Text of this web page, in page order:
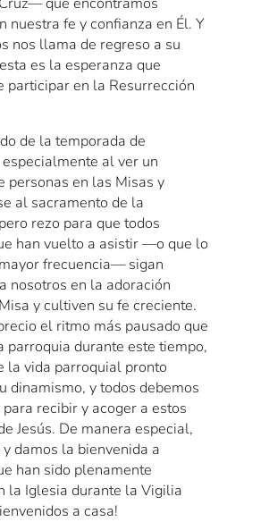
nuestra fe y confianza en Él. Y
nos llama de regreso a su
es la esperanza que
participar en la Resurrección
de la temporada de
al ver un
personas en las Misas y
al sacramento de la
rezo para que todos
han vuelto a asistir —o que lo
frecuencia— sigan
nosotros en la adoración
y cultiven su fe creciente.
el ritmo más pausado que
parroquia durante este tiempo,
la vida parroquial pronto
dinamismo, y todos debemos
recibir y acoger a estos
Jesús. De manera especial,
damos la bienvenida a
han sido plenamente
la Iglesia durante la Vigilia
a casa!